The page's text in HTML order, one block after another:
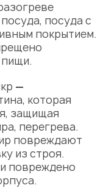
посуда с
покрытием.
—
которая
защищая
перегрева.
повреждают
из строя.
повреждено